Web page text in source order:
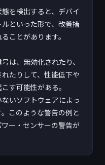
を検出すると、デバイ
といった形で、改善措
ことがあります。
は、無効化されたり、
たりして、性能低下や
す可能性がある。
いソフトウェアによっ
このような警告の例と
ー・センサーの警告が